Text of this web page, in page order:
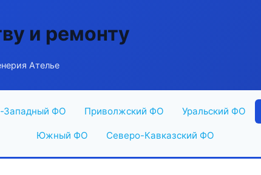
и ремонту
Ателье
Западный ФО Приволжский ФО Уральский ФО
Южный ФО Северо-Кавказский ФО